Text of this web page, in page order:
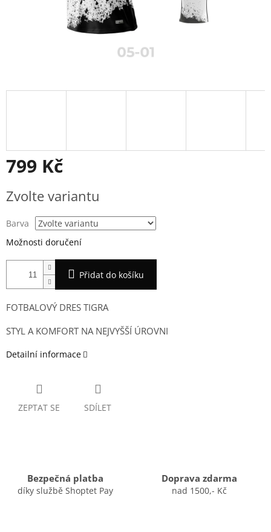
799 Kč
cena:
Zvolte variantu
Barva
Možnosti doručení
Přidat do košíku
FOTBALOVÝ DRES TIGRA
STYL A KOMFORT NA NEJVYŠŠÍ ÚROVNI
Detailní informace
ZEPTAT SE SDÍLET
Bezpečná platba
díky službě Shoptet Pay
Doprava zdarma
nad 1500,- Kč